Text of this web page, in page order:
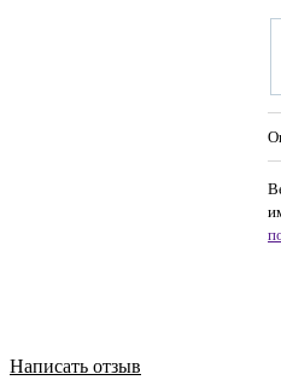
Написать отзыв